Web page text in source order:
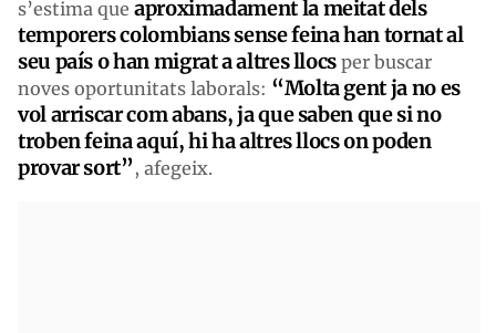
s’estima que aproximadament la meitat dels
temporers colombians sense feina han tornat al
seu país o han migrat a altres llocs per buscar
noves oportunitats laborals: “Molta gent ja no es
vol arriscar com abans, ja que saben que si no
troben feina aquí, hi ha altres llocs on poden
provar sort”, afegeix.